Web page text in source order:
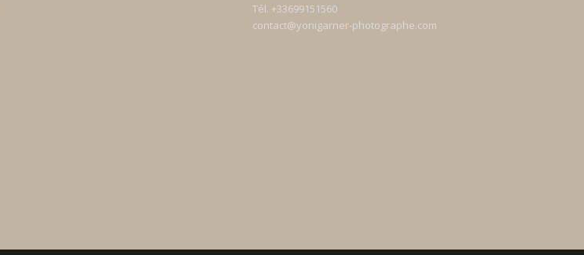
Tél. +33699151560
contact@yonigarner-photographe.com